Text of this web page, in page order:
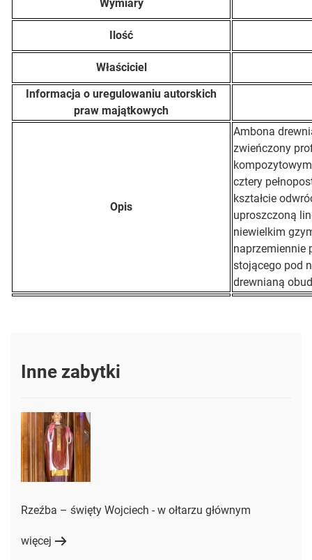
Wymiary
Ilość
Właściciel
Informacja o uregulowaniu autorskich
praw majątkowych
Opis
Ambona
zwieńczony
cztery
kształcie
uproszczoną
niewielkim
naprzemiennie
stojącego pod
drewnianą
Inne zabytki
Rzeźba – święty Wojciech - w ołtarzu głównym
więcej